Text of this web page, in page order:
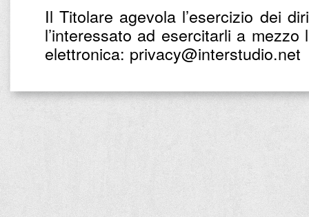
Il Titolare agevola l’esercizio dei
l’interessato ad esercitarli a
elettronica: privacy@interstudio.net